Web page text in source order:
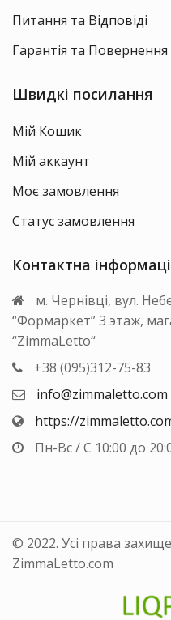
Питання та Відповіді
Гарантія та Повернення
Швидкі посилання
Мій Кошик
Мій аккаунт
Моє замовлення
Статус замовлення
Контактна
м. Чернівці, вул.
“Формаркет” 3 этаж,
“ZimmaLetto“
+38 (095)312-75-83
info@zimmaletto.com
https://
Пн-Вс / С 10:00 до
© 2022. Усі права
ZimmaLetto.com